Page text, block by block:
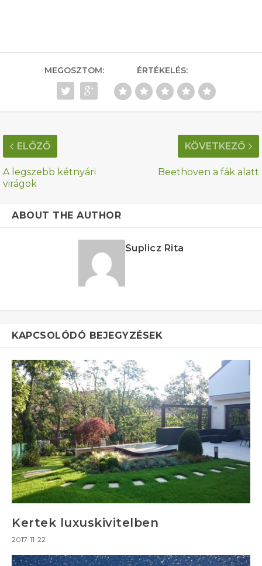
MEGOSZTOM: ÉRTÉKELÉS:
ELŐZŐ
A legszebb kétnyári
virágok
KÖVETKEZŐ
Beethoven a fák alatt
ABOUT THE AUTHOR
Suplicz Rita
KAPCSOLÓDÓ BEJEGYZÉSEK
Kertek luxuskivitelben
2017-11-22